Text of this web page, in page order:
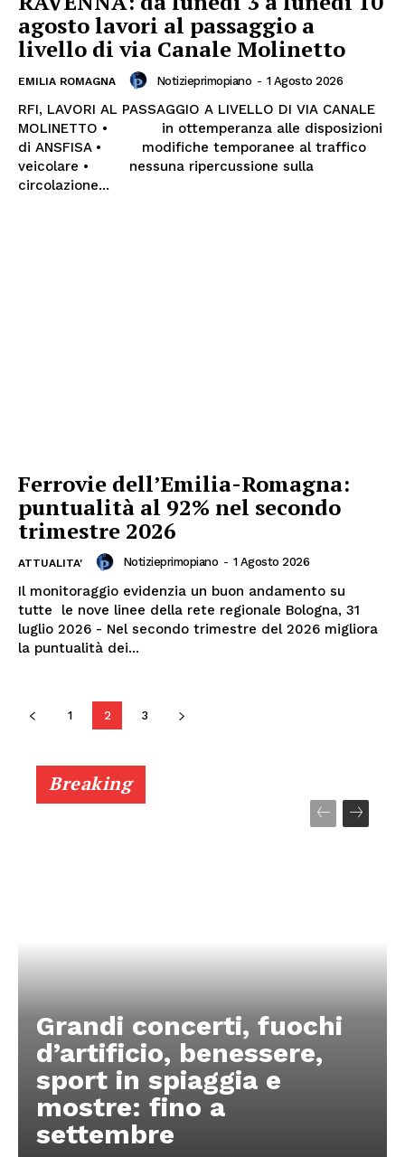
Menu
AREEINTERNE
Canale TV 70/80/90
agosto lavori al passaggio a
livello di via Canale Molinetto
EMILIA ROMAGNA Notizieprimopiano - 1 Agosto 2026
RFI, LAVORI AL PASSAGGIO A LIVELLO DI VIA CANALE
MOLINETTO • in ottemperanza alle disposizioni
di ANSFISA • modifiche temporanee al traffico
veicolare • nessuna ripercussione sulla
circolazione...
Ferrovie dell’Emilia-Romagna:
puntualità al 92% nel secondo
trimestre 2026
ATTUALITA' Notizieprimopiano - 1 Agosto 2026
Il monitoraggio evidenzia un buon andamento su
tutte le nove linee della rete regionale Bologna, 31
luglio 2026 - Nel secondo trimestre del 2026 migliora
la puntualità dei...
1 2 3
Breaking
Grandi concerti, fuochi
d’artificio, benessere,
sport in spiaggia e
mostre: fino a
settembre